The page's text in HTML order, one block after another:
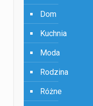
Dom
Kuchnia
Moda
Rodzina
Różne